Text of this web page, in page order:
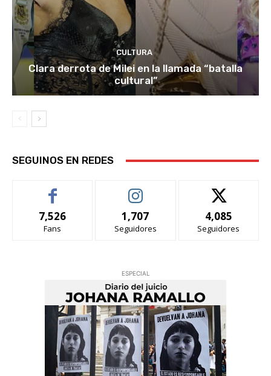
CULTURA
Clara derrota de Milei en la llamada “batalla
cultural”
SEGUINOS EN REDES
7,526
Fans
1,707
Seguidores
4,085
Seguidores
ESPECIAL